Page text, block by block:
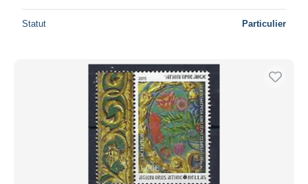
Statut Particulier